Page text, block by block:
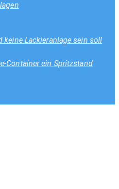
keine Lackieranlage sein soll
Container ein Spritzstand